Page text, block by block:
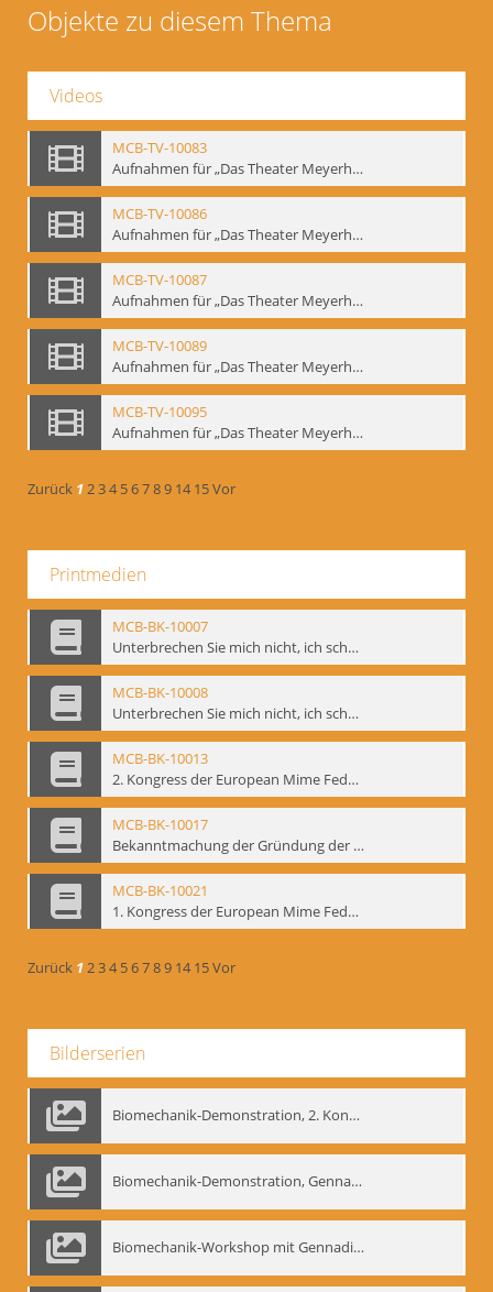
Objekte zu diesem Thema
Videos
MCB-TV-10083
Aufnahmen für „Das Theater Meyerholds und die Biomechanik“ (1). Demonstration der Etüde „Die Ohrfeige“ in verschiedenen Variationen, Ausschnitt 1 - Interne Signatur: BM-vid-1_A1
MCB-TV-10086
Aufnahmen für „Das Theater Meyerholds und die Biomechanik“ (2). Demonstration der Etüde „Die Ohrfeige“ in verschiedenen Variationen, Ausschnitt 1 - Interne Signatur: BM-vid-2_A1
MCB-TV-10087
Aufnahmen für „Das Theater Meyerholds und die Biomechanik“ (2). Demonstration der Etüde „Die Ohrfeige“ in verschiedenen Variationen, Ausschnitt 2 - Interne Signatur: BM-vid-2_A2
MCB-TV-10089
Aufnahmen für „Das Theater Meyerholds und die Biomechanik“ (3). Etüde „Der Dolchstoß“, Ausschnitt 1 - Interne Signatur: BM-vid-3_A1
MCB-TV-10095
Aufnahmen für „Das Theater Meyerholds und die Biomechanik“ (6). Biomechanische Grundelemente und szenische Umsetzung, Ausschnitt 1 - Interne Signatur: BM-vid-6_A1
Zurück 1234 56789 14 15Vor
Printmedien
MCB-BK-10007
Unterbrechen Sie mich nicht, ich schweige - interne Signatur: BM-prt-215-f
MCB-BK-10008
Unterbrechen Sie mich nicht, ich schweige - interne Signatur: BM-prt-215-r
MCB-BK-10013
2. Kongress der European Mime Federation: „Rekonstruktion/Innovation“, Berlin Mai 1993 - interne Signatur: BM-prt-221
MCB-BK-10017
Bekanntmachung der Gründung der European Mime Federation - interne Signatur: BM-prt-225
MCB-BK-10021
1. Kongress der European Mime Federation, Amsterdam, September 1991 - interne Signatur: BM-prt-229
Zurück 1234 56789 14 15Vor
Bilderserien
Biomechanik-Demonstration, 2. Kongress der EMF, Mai 1995
Biomechanik-Demonstration, Gennadij Bogdanow im Berliner Ensemble, 04.10.1991
Biomechanik-Workshop mit Gennadij Nikolajewitsch Bogdanow im Mime Centrum Berlin, 1991